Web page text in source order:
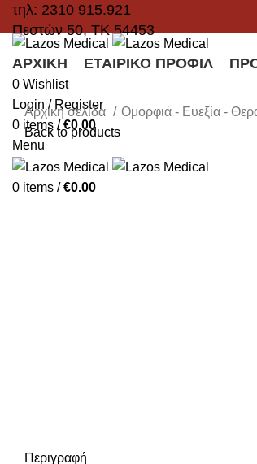
τηλ: 2310 915.921
Πεστών 50, ΤΚ 54453
ΑΡΧΙΚΉ ΕΤΑΙΡΙΚΌ ΠΡΟΦΊΛ
0 Wishlist
Login / Register
0 items / €0.00
Menu
0 items / €0.00
Αρχική σελίδα Ομορφιά - Ευεξία -
Back to products
Click to enlarge
Περιγραφή